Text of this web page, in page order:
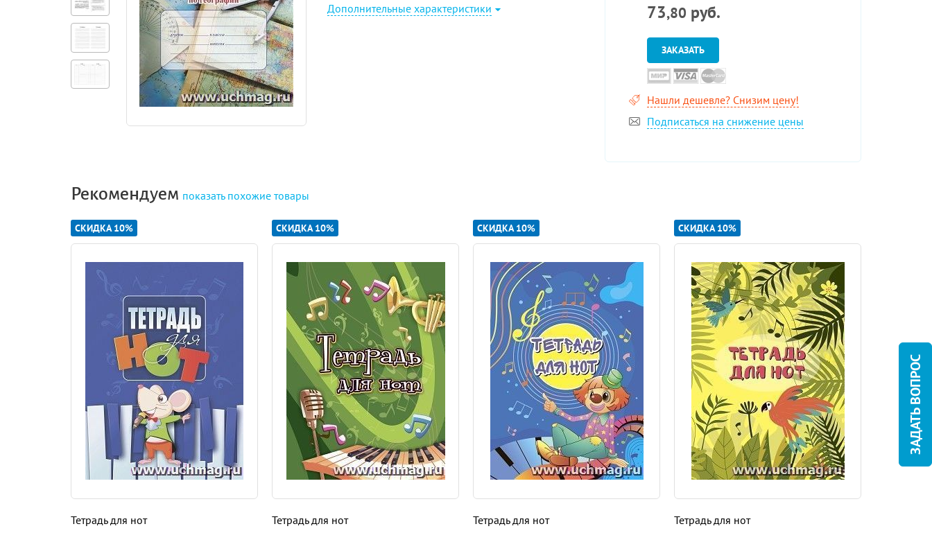
73,80 руб.
ЗАКАЗАТЬ
Нашли дешевле? Снизим цену!
Подписаться на снижение цены
Дополнительные характеристики
Рекомендуем показатьпохожие товары
СКИДКА 10%
Тетрадь для нот
СКИДКА 10%
Тетрадь для нот
СКИДКА 10%
Тетрадь для нот
СКИДКА 10%
Тетрадь для нот
ЗАДАТЬ ВОПРОС